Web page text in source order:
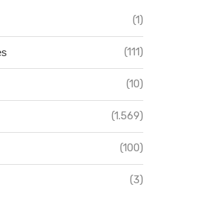
(1)
(111)
(10)
(1.569)
(100)
(3)